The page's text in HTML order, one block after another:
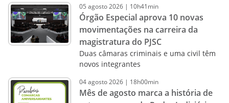
05 agosto2026 | 10h41min
Órgão Especial aprova 10 novas
movimentações na carreira da
magistratura do PJSC
Duas câmaras criminais e uma civil têm
novos integrantes
04agosto2026 | 18h00min
Mês de agosto marca a história de